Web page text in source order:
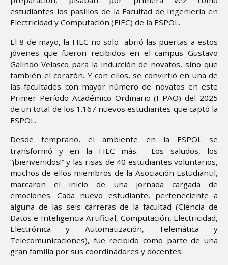
estudiantes los pasillos de la Facultad de Ingeniería en
Electricidad y Computación (FIEC) de la ESPOL.
El 8 de mayo, la FIEC no solo abrió las puertas a estos
jóvenes que fueron recibidos en el campus Gustavo
Galindo Velasco para la inducción de novatos, sino que
también el corazón. Y con ellos, se convirtió en una de
las facultades con mayor número de novatos en este
Primer Período Académico Ordinario (I PAO) del 2025
de un total de los 1.167 nuevos estudiantes que captó la
ESPOL.
Desde temprano, el ambiente en la ESPOL se
transformó y en la FIEC más. Los saludos, los
“¡bienvenidos!” y las risas de 40 estudiantes voluntarios,
muchos de ellos miembros de la Asociación Estudiantil,
marcaron el inicio de una jornada cargada de
emociones. Cada nuevo estudiante, perteneciente a
alguna de las seis carreras de la facultad (Ciencia de
Datos e Inteligencia Artificial, Computación, Electricidad,
Electrónica y Automatización, Telemática y
Telecomunicaciones), fue recibido como parte de una
gran familia por sus coordinadores y docentes.